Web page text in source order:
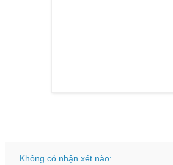
Không có nhận xét nào: